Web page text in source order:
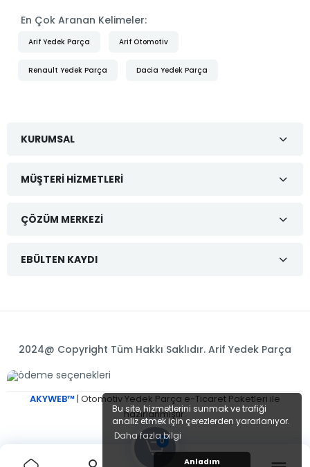
Bu site, hizmetlerini sunmak ve trafiği
analiz etmek için çerezlerden yararlanıyor.
Daha fazla bilgi
Anladım
En Çok Aranan Kelimeler:
Arif Yedek Parça Arif Otomotiv
Renault Yedek Parça Dacia Yedek Parça
KURUMSAL
MÜŞTERI HIZMETLERI
ÇÖZÜM MERKEZI
EBÜLTEN KAYDI
2024@ Copyright Tüm Hakkı Saklıdır. Arif Yedek Parça
AKYWEB™| Otomotiv Yedek Parça e-Ticaret Paketleri ile
hazırlanmıştır.
0